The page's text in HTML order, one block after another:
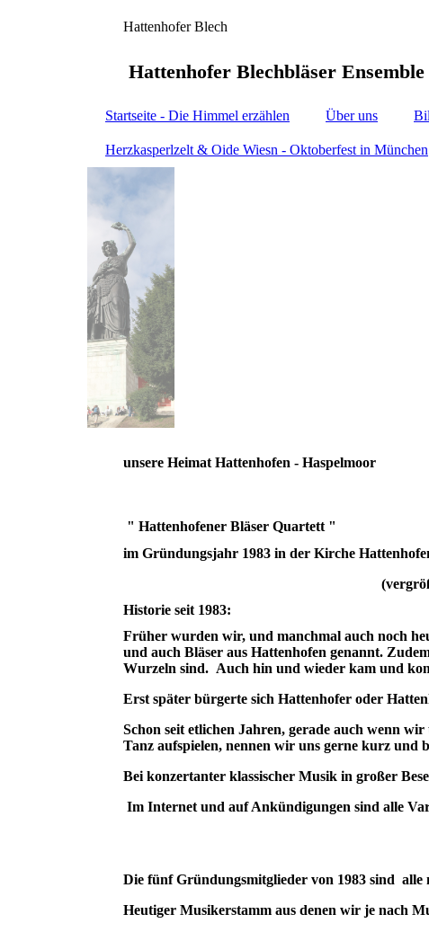
Hattenhofer Blech
Hattenhofer Blechbläser
Startseite - Die Himmel erzählen Über uns
Herzkasperlzelt & Oide Wiesn - Oktoberfest in München
unsere Heimat Hattenhofen - Haspelmoor
" Hattenhofener Bläser Quartett "
im Gründungsjahr 1983 in der Kirche
Historie seit 1983:
Früher wurden wir, und manchmal auch noch
und auch Bläser aus Hattenhofen genannt.
Wurzeln sind. Auch hin und wieder kam und
Erst später bürgerte sich Hattenhofer oder
Schon seit etlichen Jahren, gerade auch wenn
Tanz aufspielen, nennen wir uns gerne kurz und
Bei konzertanter klassischer Musik in großer
Im Internet und auf Ankündigungen sind alle
Die fünf Gründungsmitglieder von 1983 sind alle
Heutiger Musikerstamm aus denen wir je nach